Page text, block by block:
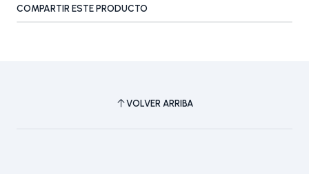
COMPARTIR ESTE PRODUCTO
VOLVER ARRIBA